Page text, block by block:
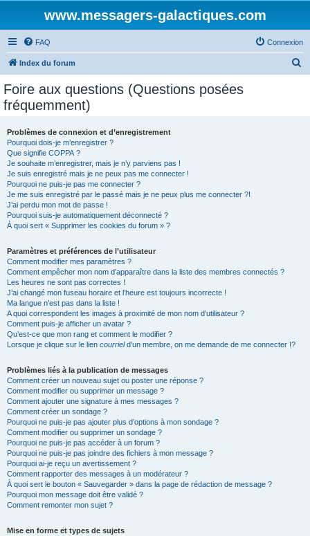
www.messagers-galactiques.com
FAQ Connexion
Index du forum
Foire aux questions (Questions posées
fréquemment)
Problèmes de connexion et d’enregistrement
Pourquoi dois-je m’enregistrer ?
Que signifie COPPA ?
Je souhaite m’enregistrer, mais je n’y parviens pas !
Je suis enregistré mais je ne peux pas me connecter !
Pourquoi ne puis-je pas me connecter ?
Je me suis enregistré par le passé mais je ne peux plus me connecter ?!
J’ai perdu mon mot de passe !
Pourquoi suis-je automatiquement déconnecté ?
À quoi sert « Supprimer les cookies du forum » ?
Paramètres et préférences de l’utilisateur
Comment modifier mes paramètres ?
Comment empêcher mon nom d’apparaître dans la liste des membres connectés ?
Les heures ne sont pas correctes !
J’ai changé mon fuseau horaire et l’heure est toujours incorrecte !
Ma langue n’est pas dans la liste !
A quoi correspondent les images à proximité de mon nom d’utilisateur ?
Comment puis-je afficher un avatar ?
Qu’est-ce que mon rang et comment le modifier ?
Lorsque je clique sur le lien courrield’un membre, on me demande de me connecter !?
Problèmes liés à la publication de messages
Comment créer un nouveau sujet ou poster une réponse ?
Comment modifier ou supprimer un message ?
Comment ajouter une signature à mes messages ?
Comment créer un sondage ?
Pourquoi ne puis-je pas ajouter plus d’options à mon sondage ?
Comment modifier ou supprimer un sondage ?
Pourquoi ne puis-je pas accéder à un forum ?
Pourquoi ne puis-je pas joindre des fichiers à mon message ?
Pourquoi ai-je reçu un avertissement ?
Comment rapporter des messages à un modérateur ?
À quoi sert le bouton « Sauvegarder » dans la page de rédaction de message ?
Pourquoi mon message doit être validé ?
Comment remonter mon sujet ?
Mise en forme et types de sujets